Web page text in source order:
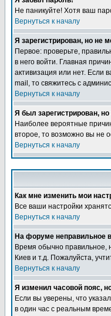
Не паникуйте! Хотя ваш
Вернуться к началу
Я зарегистрирован, но не
Первое: проверьте,
в него войти. Главная
активизация или нет. Если
mail, то свяжитесь с
Вернуться к началу
Я был зарегистрирован,
Наиболее вероятные
второе, то возможно вы не
Вернуться к началу
Как мне изменить мои
Все ваши настройки
Вернуться к началу
На форуме неправильное
Время обычно правильное,
Киев и т.д. Пожалуйста,
Вернуться к началу
Я изменил часовой пояс,
Если вы уверены, что
в один час с реальным